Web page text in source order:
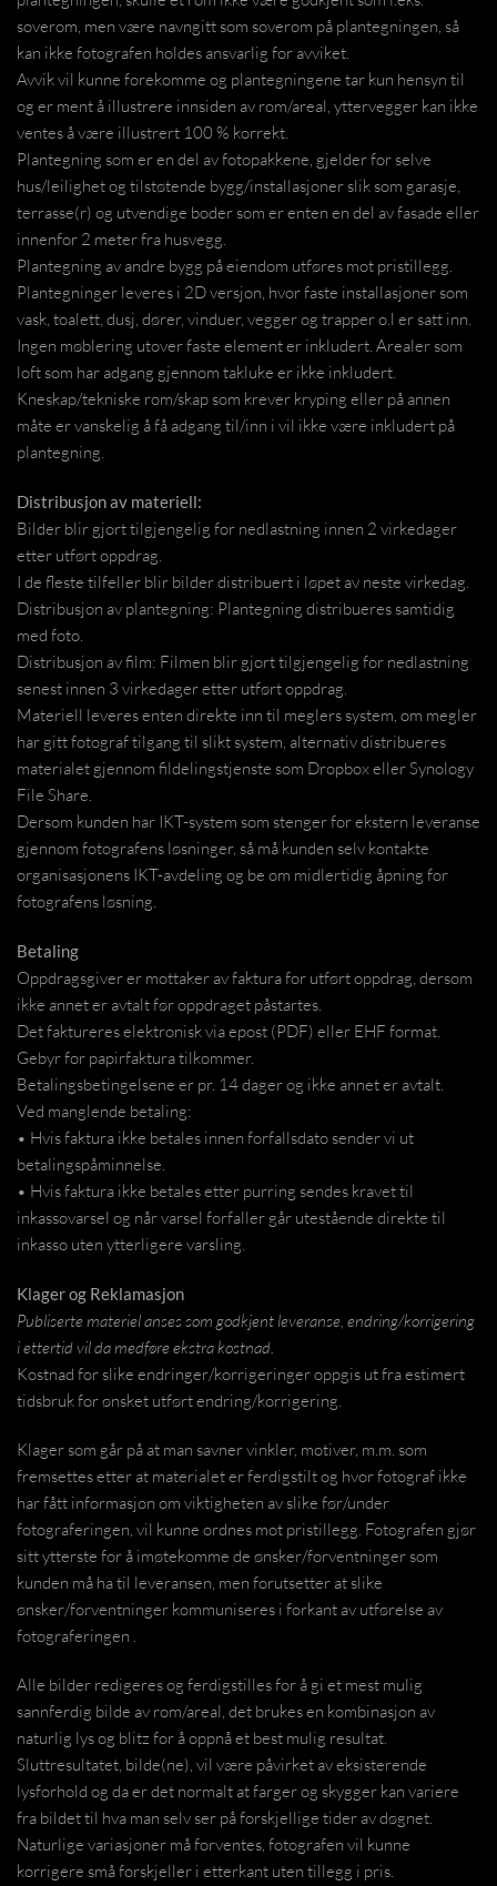
soverom, men være navngitt som soverom på plantegningen, så
kan ikke fotografen holdes ansvarlig for avviket.
Avvik vil kunne forekomme og plantegningene tar kun hensyn til
og er ment å illustrere innsiden av rom/areal, yttervegger kan ikke
ventes å være illustrert 100 % korrekt.
Plantegning som er en del av fotopakkene, gjelder for selve
hus/leilighet og tilstøtende bygg/installasjoner slik som garasje,
terrasse(r) og utvendige boder som er enten en del av fasade eller
innenfor 2 meter fra husvegg.
Plantegning av andre bygg på eiendom utføres mot pristillegg.
Plantegninger leveres i 2D versjon, hvor faste installasjoner som
vask, toalett, dusj, dører, vinduer, vegger og trapper o.l er satt inn.
Ingen møblering utover faste element er inkludert. Arealer som
loft som har adgang gjennom takluke er ikke inkludert.
Kneskap/tekniske rom/skap som krever kryping eller på annen
måte er vanskelig å få adgang til/inn i vil ikke være inkludert på
plantegning.
Distribusjon av materiell:
Bilder blir gjort tilgjengelig for nedlastning innen 2 virkedager
etter utført oppdrag.
I de fleste tilfeller blir bilder distribuert i løpet av neste virkedag.
Distribusjon av plantegning: Plantegning distribueres samtidig
med foto.
Distribusjon av film: Filmen blir gjort tilgjengelig for nedlastning
senest innen 3 virkedager etter utført oppdrag.
Materiell leveres enten direkte inn til meglers system, om megler
har gitt fotograf tilgang til slikt system, alternativ distribueres
materialet gjennom fildelingstjenste som Dropbox eller Synology
File Share.
Dersom kunden har IKT-system som stenger for ekstern leveranse
gjennom fotografens løsninger, så må kunden selv kontakte
organisasjonens IKT-avdeling og be om midlertidig åpning for
fotografens løsning.
Betaling
Oppdragsgiver er mottaker av faktura for utført oppdrag, dersom
ikke annet er avtalt før oppdraget påstartes.
Det faktureres elektronisk via epost (PDF) eller EHF format.
Gebyr for papirfaktura tilkommer.
Betalingsbetingelsene er pr. 14 dager og ikke annet er avtalt.
Ved manglende betaling:
• Hvis faktura ikke betales innen forfallsdato sender vi ut
betalingspåminnelse.
• Hvis faktura ikke betales etter purring sendes kravet til
inkassovarsel og når varsel forfaller går utestående direkte til
inkasso uten ytterligere varsling.
Klager og Reklamasjon
Publiserte materiel anses som godkjent leveranse, endring/korrigering
i ettertid vil da medføre ekstra kostnad.
Kostnad for slike endringer/korrigeringer oppgis ut fra estimert
tidsbruk for ønsket utført endring/korrigering.
Klager som går på at man savner vinkler, motiver, m.m. som
fremsettes etter at materialet er ferdigstilt og hvor fotograf ikke
har fått informasjon om viktigheten av slike før/under
fotograferingen, vil kunne ordnes mot pristillegg. Fotografen gjør
sitt ytterste for å imøtekomme de ønsker/forventninger som
kunden må ha til leveransen, men forutsetter at slike
ønsker/forventninger kommuniseres i forkant av utførelse av
fotograferingen .
Alle bilder redigeres og ferdigstilles for å gi et mest mulig
sannferdig bilde av rom/areal, det brukes en kombinasjon av
naturlig lys og blitz for å oppnå et best mulig resultat.
Sluttresultatet, bilde(ne), vil være påvirket av eksisterende
lysforhold og da er det normalt at farger og skygger kan variere
fra bildet til hva man selv ser på forskjellige tider av døgnet.
Naturlige variasjoner må forventes, fotografen vil kunne
korrigere små forskjeller i etterkant uten tillegg i pris.